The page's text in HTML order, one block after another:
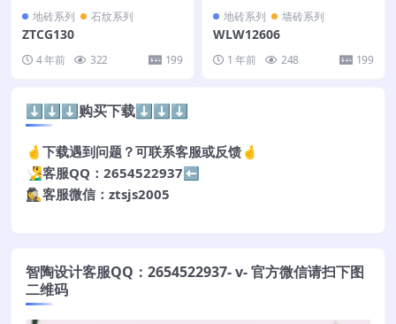
地砖系列 石纹系列
ZTCG130
4 年前 322 199
地砖系列 墙砖系列
WLW12606
1 年前 248 199
⬇️⬇️⬇️购买下载⬇️⬇️⬇️
🤞下载遇到问题？可联系客服或反馈🤞
🧏‍♂️客服QQ：2654522937⬅️
🕵️‍♀️客服微信：ztsjs2005
智陶设计客服QQ：2654522937- v- 官方微信请扫下图
二维码